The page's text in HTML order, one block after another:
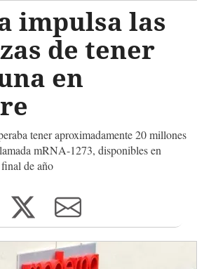
impulsa las
de tener
en
tener aproximadamente 20 millones
mRNA-1273, disponibles en
de año